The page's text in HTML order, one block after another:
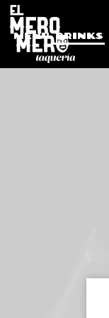
MENU DRINKS